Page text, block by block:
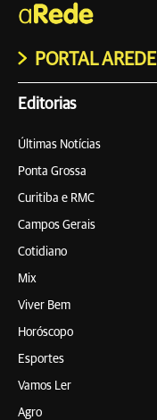
PORTAL AREDE
Editorias
Últimas Notícias
Ponta Grossa
Curitiba e RMC
Campos Gerais
Cotidiano
Mix
Viver Bem
Horóscopo
Esportes
Vamos Ler
Agro